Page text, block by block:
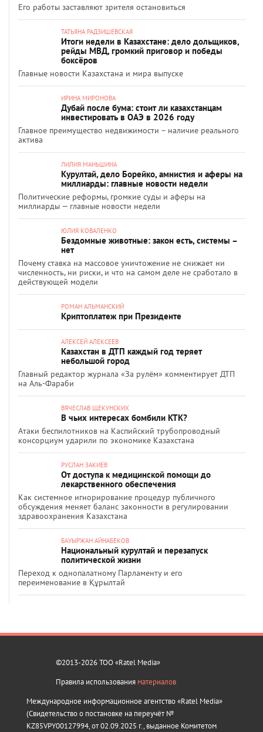
Его работы заставляют зрителя остановиться
ТАТЬЯНА РАДЗИШЕВСКАЯ
Итоги недели в Казахстане: дело дольщиков,
рейды МВД, громкий приговор и победы
боксёров
Главные новости Казахстана и мира выпуске
ИРИНА МИРОНОВА
Дубай после бума: стоит ли казахстанцам
инвестировать в ОАЭ в 2026 году
Главное преимущество недвижимости – наличие реального
актива
ЛИЛИЯ МАНЬШИНА
Курултай, дело Борейко, амнистия и аферы на
миллиарды: главные новости недели
Политические реформы, громкие суды и аферы на
миллиарды — главные новости недели
ЮЛИЯ КОВАЛЕНКО
Бездомные животные: закон есть, системы –
нет
Почему ставка на массовое уничтожение не снижает ни
численность, ни риски, и что на самом деле не сработало в
действующей модели
РОМАН АЛЬМАНСКИЙ
Криптоплатеж при Президенте
АЛЕКСЕЙ АЛЕКСЕЕВ
Казахстан в ДТП каждый год теряет
небольшой город
Главный редактор журнала «За рулём» комментирует ДТП
на Аль-Фараби
ВЯЧЕСЛАВ ЩЕКУНСКИХ
В чьих интересах бомбили КТК?
Атаки беспилотников на Каспийский трубопроводный
консорциум ударили по экономике Казахстана
РУСЛАН ЗАКИЕВ
От доступа к медицинской помощи до
лекарственного обеспечения
Как системное игнорирование процедур публичного
обсуждения меняет баланс законности в регулировании
здравоохранения Казахстана
БАУЫРЖАН АЙНАБЕКОВ
Национальный курултай и перезапуск
политической жизни
Переход к однопалатному Парламенту и его
переименование в Құрылтай
©2013-2026 ТОО «Ratel Media»
Правила использования материалов
Международное информационное агентство «Ratel Media»
(Свидетельство о постановке на переучёт №
KZ85VPY00127994, от 02.09.2025 г., выданное Комитетом